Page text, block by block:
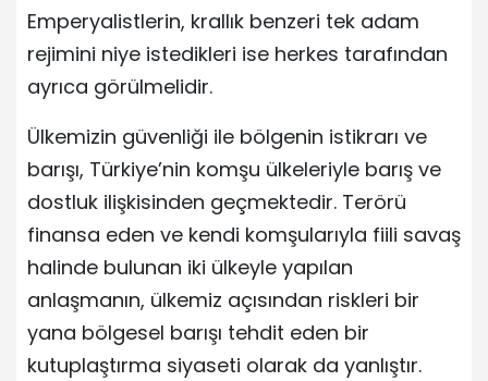
Emperyalistlerin, krallık benzeri tek adam
rejimini niye istedikleri ise herkes tarafından
ayrıca görülmelidir.
Ülkemizin güvenliği ile bölgenin istikrarı ve
barışı, Türkiye’nin komşu ülkeleriyle barış ve
dostluk ilişkisinden geçmektedir. Terörü
finansa eden ve kendi komşularıyla fiili savaş
halinde bulunan iki ülkeyle yapılan
anlaşmanın, ülkemiz açısından riskleri bir
yana bölgesel barışı tehdit eden bir
kutuplaştırma siyaseti olarak da yanlıştır.